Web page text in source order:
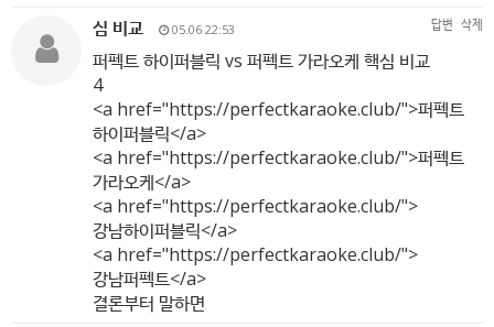
심 비교
05.06 22:53 답변 삭제
퍼펙트 하이퍼블릭 vs 퍼펙트 가라오케 핵심 비교
4
<a href="https://perfectkaraoke.club/">퍼펙트
하이퍼블릭</a>
<a href="https://perfectkaraoke.club/">퍼펙트
가라오케</a>
<a href="https://perfectkaraoke.club/">
강남하이퍼블릭</a>
<a href="https://perfectkaraoke.club/">
강남퍼펙트</a>
결론부터 말하면